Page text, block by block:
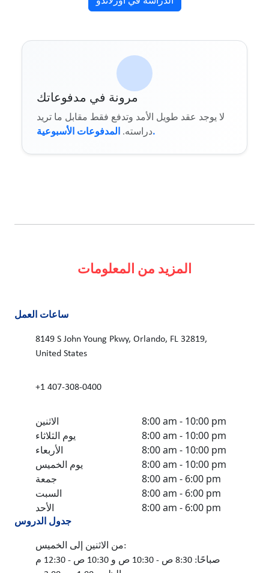
مرونة في مدفوعاتك
لا يوجد عقد طويل الأمد وتدفع فقط مقابل ما تريد
دراسته.المدفوعات الأسبوعية.
المزيد من المعلومات
ساعات العمل
8149 S John Young Pkwy, Orlando, FL 32819,
United States
+1 407-308-0400
الاثنين
8:00 am - 10:00 pm
يوم الثلاثاء
8:00 am - 10:00 pm
الأربعاء
8:00 am - 10:00 pm
يوم الخميس
8:00 am - 10:00 pm
جمعة
8:00 am - 6:00 pm
السبت
8:00 am - 6:00 pm
الأحد
8:00 am - 6:00 pm
جدول الدروس
من الاثنين إلى الخميس:
صباحًا: 8:30 ص - 10:30 ص و 10:30 ص - 12:30 م